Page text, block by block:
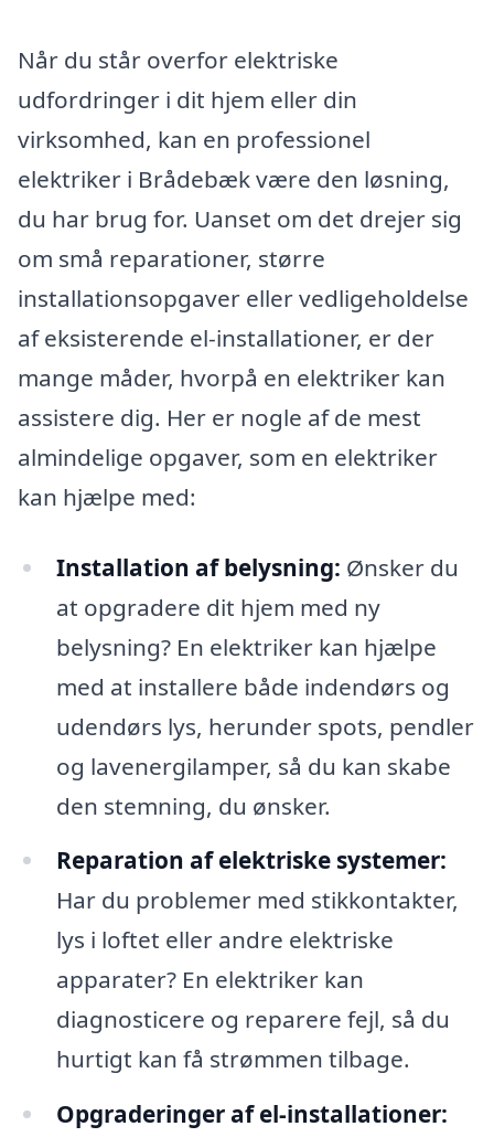
Når du står overfor elektriske
udfordringer i dit hjem eller din
virksomhed, kan en professionel
elektriker i Brådebæk være den løsning,
du har brug for. Uanset om det drejer sig
om små reparationer, større
installationsopgaver eller vedligeholdelse
af eksisterende el-installationer, er der
mange måder, hvorpå en elektriker kan
assistere dig. Her er nogle af de mest
almindelige opgaver, som en elektriker
kan hjælpe med:
Installation af belysning: Ønsker du
at opgradere dit hjem med ny
belysning? En elektriker kan hjælpe
med at installere både indendørs og
udendørs lys, herunder spots, pendler
og lavenergilamper, så du kan skabe
den stemning, du ønsker.
Reparation af elektriske systemer:
Har du problemer med stikkontakter,
lys i loftet eller andre elektriske
apparater? En elektriker kan
diagnosticere og reparere fejl, så du
hurtigt kan få strømmen tilbage.
Opgraderinger af el-installationer: